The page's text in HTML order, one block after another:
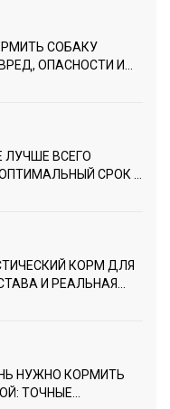
СОБАКУ
ОПАСНОСТИ И
ЛУЧШЕ ВСЕГО
СРОК И
КОРМ ДЛЯ
И РЕАЛЬНАЯ
НУЖНО КОРМИТЬ
ТОЧНЫЕ